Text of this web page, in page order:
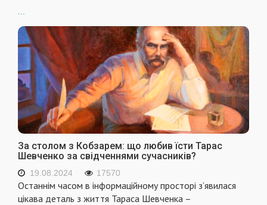
...
За столом з Кобзарем: що любив їсти Тарас
Шевченко за свідченнями сучасників?
19.08.2024 17570
Останнім часом в інформаційному просторі з’явилася
цікава деталь з життя Тараса Шевченка –